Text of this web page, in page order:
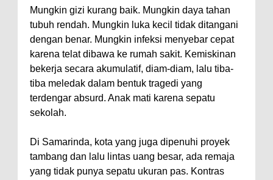
Mungkin gizi kurang baik. Mungkin daya tahan
tubuh rendah. Mungkin luka kecil tidak ditangani
dengan benar. Mungkin infeksi menyebar cepat
karena telat dibawa ke rumah sakit. Kemiskinan
bekerja secara akumulatif, diam-diam, lalu tiba-
tiba meledak dalam bentuk tragedi yang
terdengar absurd. Anak mati karena sepatu
sekolah.
Di Samarinda, kota yang juga dipenuhi proyek
tambang dan lalu lintas uang besar, ada remaja
yang tidak punya sepatu ukuran pas. Kontras